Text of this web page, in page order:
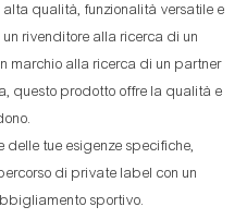
qualità, funzionalità versatile e
rivenditore alla ricerca di un
marchio alla ricerca di un partner
questo prodotto offre la qualità e
tue esigenze specifiche,
di private label con un
sportivo.